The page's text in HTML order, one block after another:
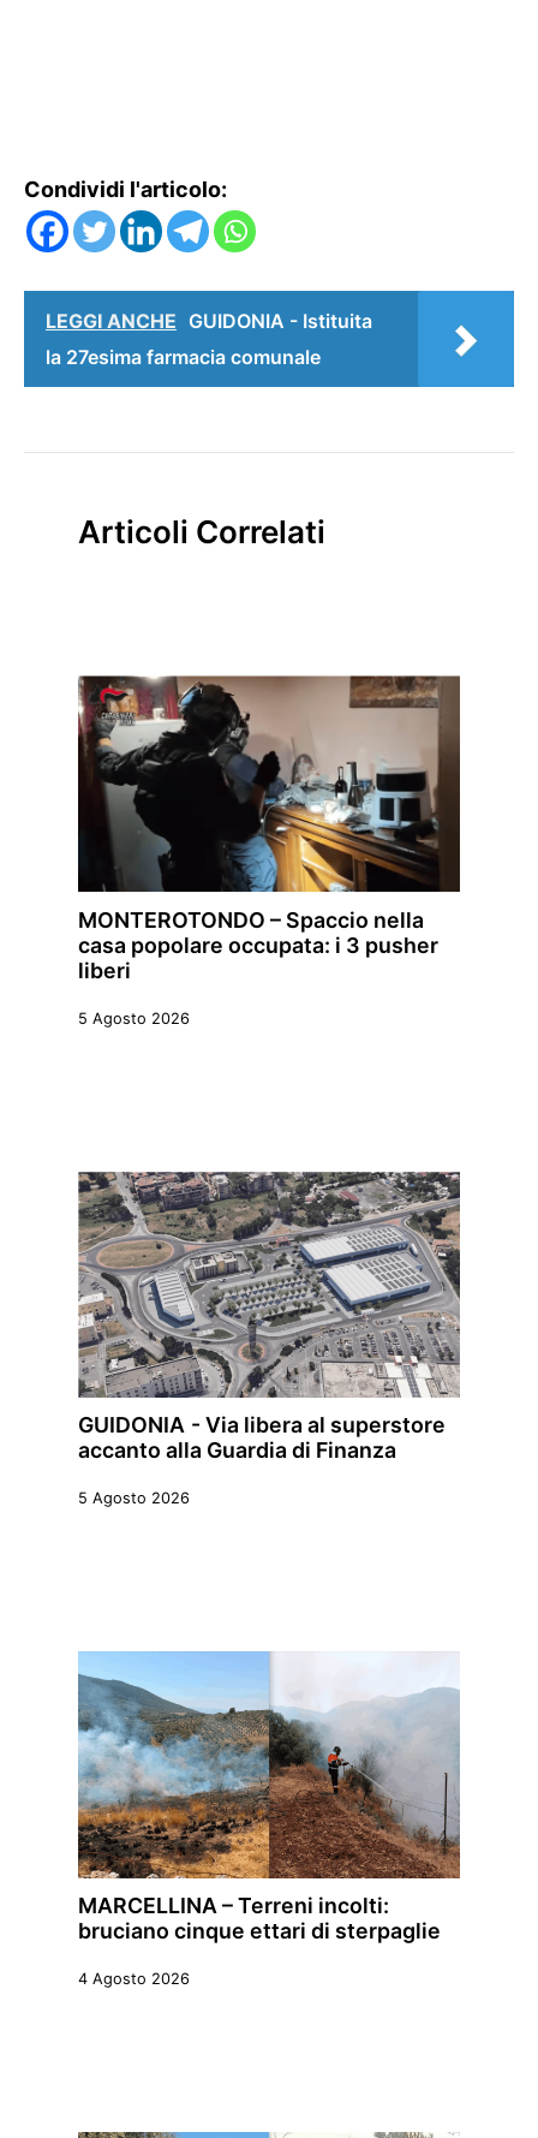
Condividi l'articolo:
LEGGI ANCHE GUIDONIA - Istituita
la 27esima farmacia comunale
Articoli Correlati
MONTEROTONDO – Spaccio nella
casa popolare occupata: i 3 pusher
liberi
5 Agosto 2026
GUIDONIA - Via libera al superstore
accanto alla Guardia di Finanza
5 Agosto 2026
MARCELLINA – Terreni incolti:
bruciano cinque ettari di sterpaglie
4 Agosto 2026